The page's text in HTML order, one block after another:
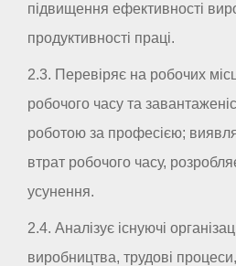
підвищення ефективності
продуктивності праці.
2.3. Перевіряє на робочих
робочого часу та
роботою за професією;
втрат робочого часу,
усунення.
2.4. Аналізує існуючі
виробництва, трудові